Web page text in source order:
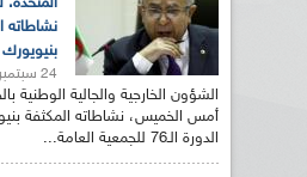
نشاطاته
بنيويورك
24 سبتمبر 2021
الشؤون الخارجية والجالية الوطنية
أمس الخميس، نشاطاته المكثفة
الدورة الـ76 للجمعية العامة...